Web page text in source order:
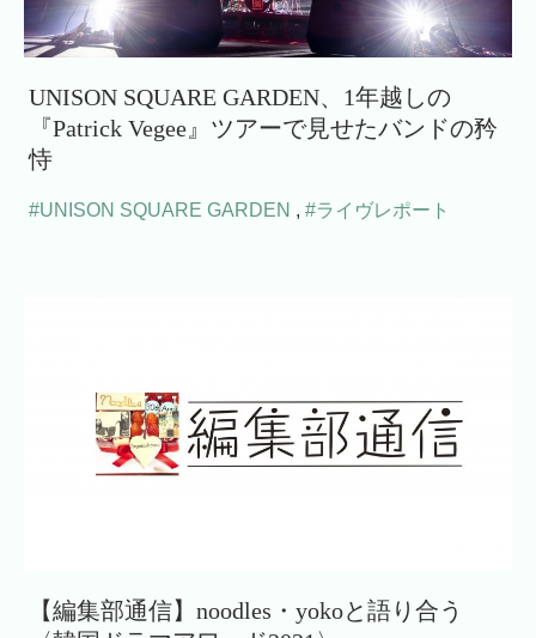
UNISON SQUARE GARDEN、1年越しの
『Patrick Vegee』ツアーで見せたバンドの矜
恃
#UNISON SQUARE GARDEN , #ライヴレポート
【編集部通信】noodles・yokoと語り合う